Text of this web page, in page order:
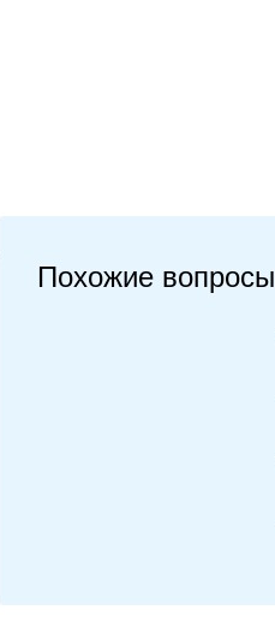
Похожие вопросы